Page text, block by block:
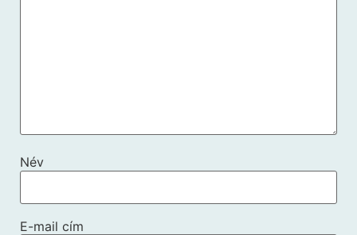
Név
E-mail cím